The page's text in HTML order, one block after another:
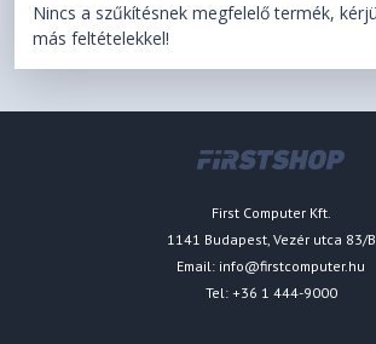
Nincs a szűkítésnek megfelelő termék,
más feltételekkel!
First Computer Kft.
1141 Budapest, Vezér utca 83/B
Email: info@firstcomputer.hu
Tel: +36 1 444-9000